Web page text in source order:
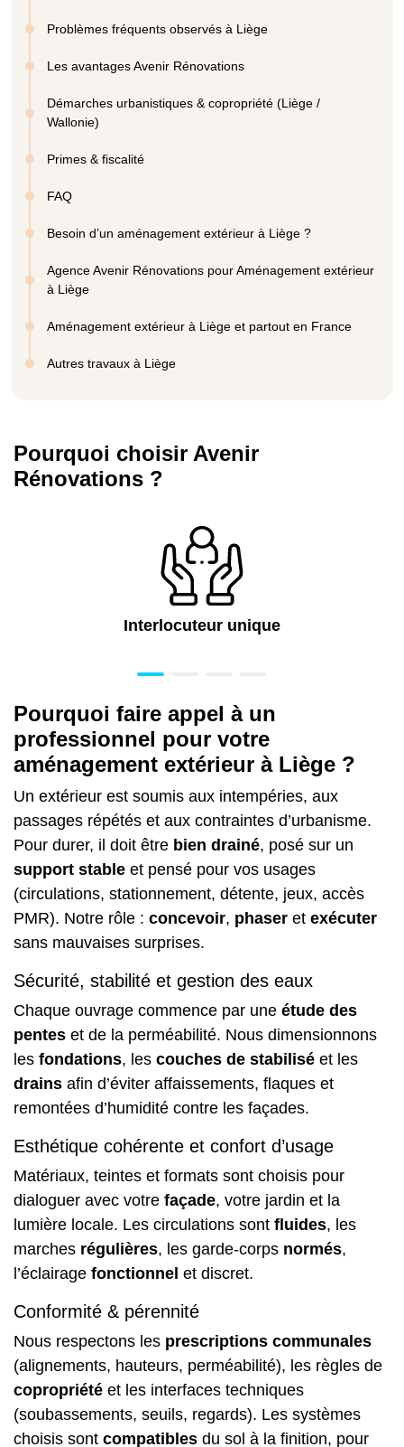
Problèmes fréquents observés à Liège
Les avantages Avenir Rénovations
Démarches urbanistiques & copropriété (Liège /
Wallonie)
Primes & fiscalité
FAQ
Besoin d’un aménagement extérieur à Liège ?
Agence Avenir Rénovations pour Aménagement extérieur
à Liège
Aménagement extérieur à Liège et partout en France
Autres travaux à Liège
Pourquoi choisir Avenir
Rénovations ?
Interlocuteur unique
Pourquoi faire appel à un
professionnel pour votre
aménagement extérieur à Liège ?
Un extérieur est soumis aux intempéries, aux
passages répétés et aux contraintes d’urbanisme.
Pour durer, il doit être bien drainé, posé sur un
support stable et pensé pour vos usages
(circulations, stationnement, détente, jeux, accès
PMR). Notre rôle : concevoir, phaser et exécuter
sans mauvaises surprises.
Sécurité, stabilité et gestion des eaux
Chaque ouvrage commence par une étude des
pentes et de la perméabilité. Nous dimensionnons
les fondations, les couches de stabilisé et les
drains afin d’éviter affaissements, flaques et
remontées d’humidité contre les façades.
Esthétique cohérente et confort d’usage
Matériaux, teintes et formats sont choisis pour
dialoguer avec votre façade, votre jardin et la
lumière locale. Les circulations sont fluides, les
marches régulières, les garde-corps normés,
l’éclairage fonctionnel et discret.
Conformité & pérennité
Nous respectons les prescriptions communales
(alignements, hauteurs, perméabilité), les règles de
copropriété et les interfaces techniques
(soubassements, seuils, regards). Les systèmes
choisis sont compatibles du sol à la finition, pour